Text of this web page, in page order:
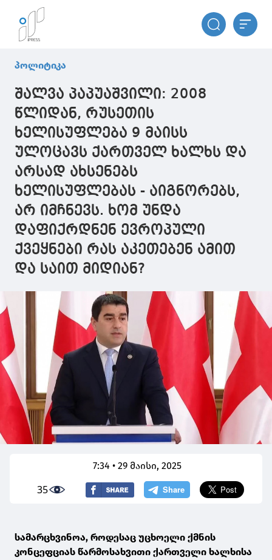
პოლიტიკა
შალვა პაპუაშვილი: 2008
წლიდან, რუსეთის
ხელისუფლება 9 მაისს
ულოცავს ქართველ ხალხს და
არსად ახსენებს
ხელისუფლებას - აიგნორებს,
არ იმჩნევს. ხომ უნდა
დაფიქრდნენ ევროპული
ქვეყნები რას აკეთებენ ამით
და საით მიდიან?
7:34 • 29 მაისი, 2025
35
სამარცხვინოა, როდესაც უცხოელი ქმნის
კონცეფციას წარმოსახვითი ქართველი ხალხისა